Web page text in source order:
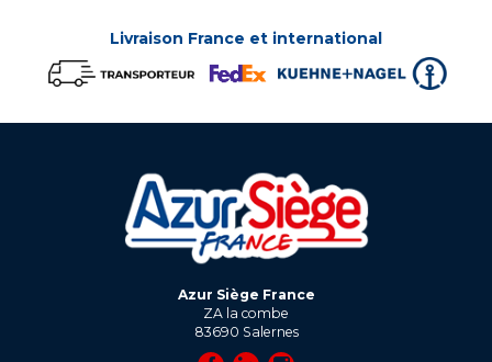
Livraison France et international
Azur Siège France
ZA la combe
83690 Salernes